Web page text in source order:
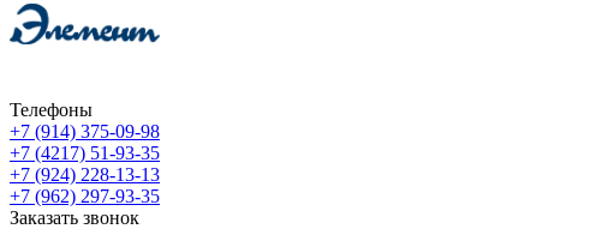
Телефоны
+7 (914) 375-09-98
+7 (4217) 51-93-35
+7 (924) 228-13-13
+7 (962) 297-93-35
Заказать звонок